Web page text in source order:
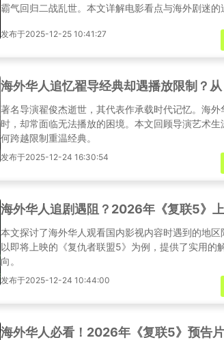
霸气回归二战乱世。本文详解电影看点与海外剧迷的
发布于2025-12-25 10:41:27
海外华人追忆翟导经典却遇播放限制？
著名导演翟俊杰逝世，其代表作承载时代记忆。海外
时，却常面临无法播放的困境。本文回顾导演艺术生
何跨越限制重温经典。
发布于2025-12-24 16:30:54
海外华人追剧遇阻？2026年《复联5》
本文探讨了海外华人观看国内影视内容时遇到的地区
以即将上映的《复仇者联盟5》为例，提供了实用的
向。
发布于2025-12-24 10:44:00
海外华人必看！2026年《复联5》预告